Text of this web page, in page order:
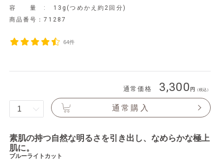
容 量 : 13g(つめかえ約2回分)
商品番号：71287
64件
通常価格 3,300 （税込）
通常購入
素肌の持つ自然な明るさを引き出し、なめらかな極上
肌に。
ブルーライトカット